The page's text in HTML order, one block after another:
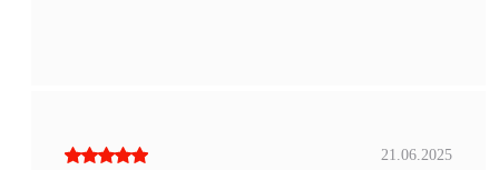
21.06.2025